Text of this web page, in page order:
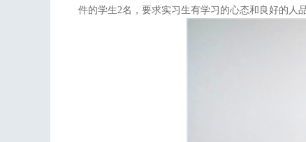
件的学生2名，要求实习生有学习的心态和良好的人